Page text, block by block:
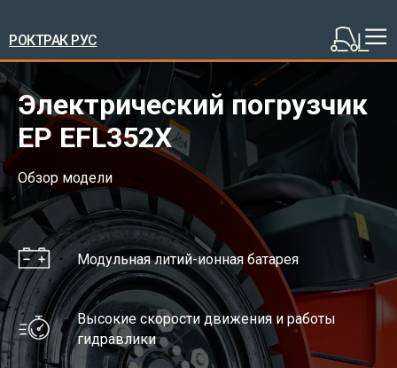
РОКТРАК РУС
Электрический погрузчик
EP EFL352X
Обзор модели
Модульная литий-ионная батарея
Высокие скорости движения и работы
гидравлики